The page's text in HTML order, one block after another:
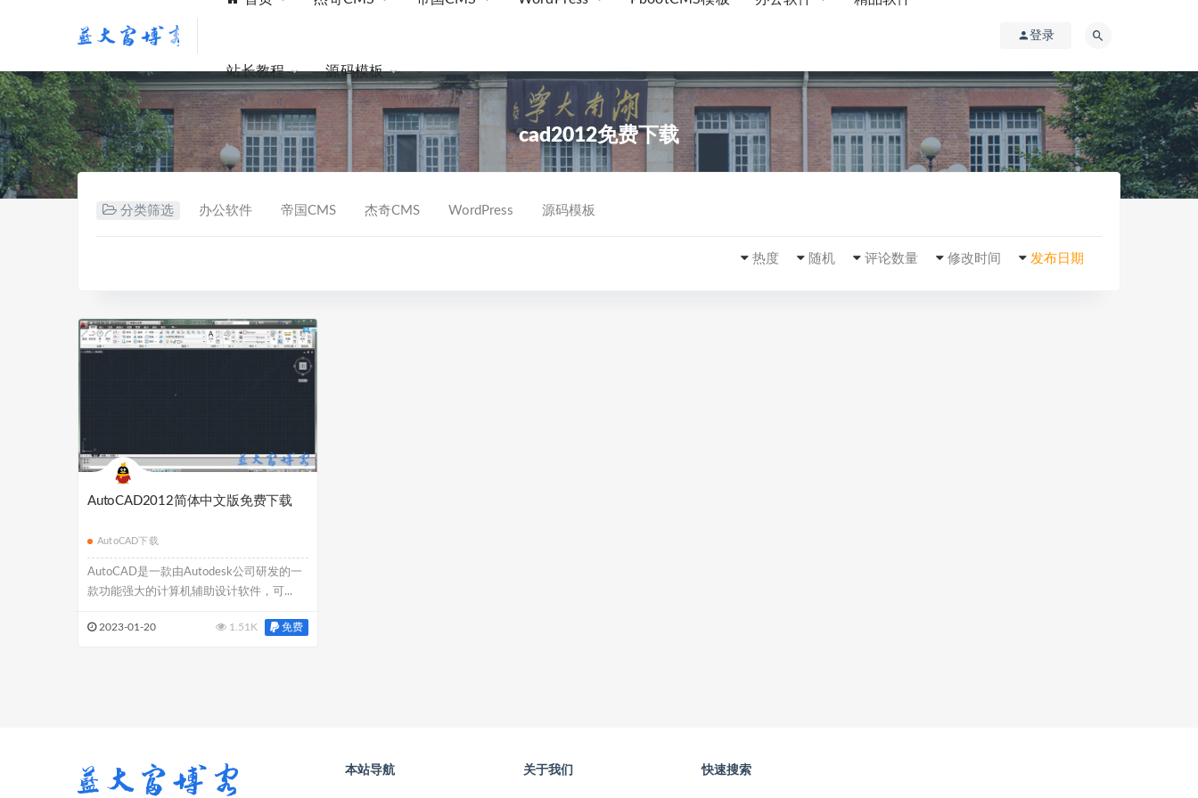
站长教程 源码模板
登录
cad2012免费下载
分类筛选 办公软件 帝国CMS 杰奇CMS WordPress 源码模板
发布日期
修改时间
评论数量
随机
热度
AutoCAD2012简体中文版免费下载
AutoCAD下载
AutoCAD是一款由Autodesk公司研发的一
款功能强大的计算机辅助设计软件，可...
2023-01-20 1.51K 免费
本站导航 关于我们 快速搜索